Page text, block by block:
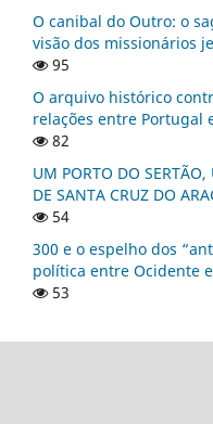
O canibal do Outro: o
visão dos missionários
95
O arquivo histórico
relações entre Portugal
82
UM PORTO DO
DE SANTA CRUZ DO
54
300 e o espelho dos
política entre Ocidente
53